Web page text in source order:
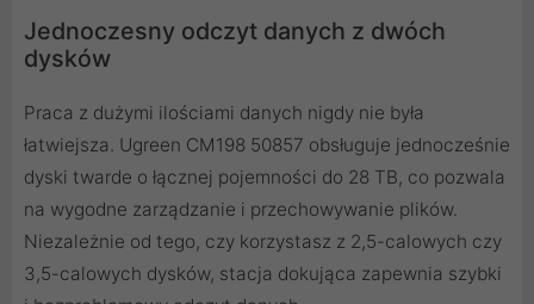
Jednoczesny odczyt danych z dwóch
dysków
Praca z dużymi ilościami danych nigdy nie była
łatwiejsza. Ugreen CM198 50857 obsługuje jednocześnie
dyski twarde o łącznej pojemności do 28 TB, co pozwala
na wygodne zarządzanie i przechowywanie plików.
Niezależnie od tego, czy korzystasz z 2,5-calowych czy
3,5-calowych dysków, stacja dokująca zapewnia szybki